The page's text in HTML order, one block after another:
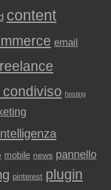
content
email
hosting
mobile news pannello
pinterest plugin